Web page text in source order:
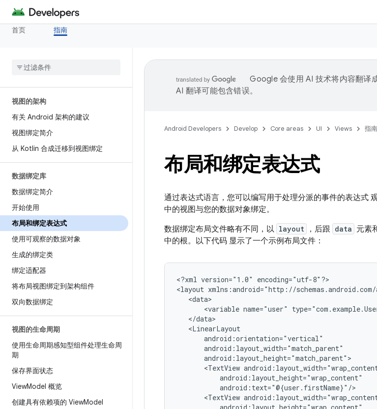
首页 指南
视图的架构
有关 Android 架构的建议
视图绑定简介
从 Kotlin 合成迁移到视图绑定
数据绑定库
数据绑定简介
开始使用
布局和绑定表达式
使用可观察的数据对象
生成的绑定类
绑定适配器
将布局视图绑定到架构组件
双向数据绑定
视图的生命周期
使用生命周期感知型组件处理生命周
期
保存界面状态
ViewModel 概览
创建具有依赖项的 ViewModel
Google 会使用 AI 技术将内容翻译
AI 翻译可能包含错误。
Android Developers Develop Core areas UI Views 指南
布局和绑定表达式
通过表达式语言，您可以编写用于处理分派的事件的表达式
中的视图与您的数据对象绑定。
数据绑定布局文件略有不同，以 layout ，后跟 data 元素
中的根。以下代码 显示了一个示例布局文件：
<?xml version="1.0"
encoding="utf-8"?>
<layout
<variable name="user"
<TextView
<TextView